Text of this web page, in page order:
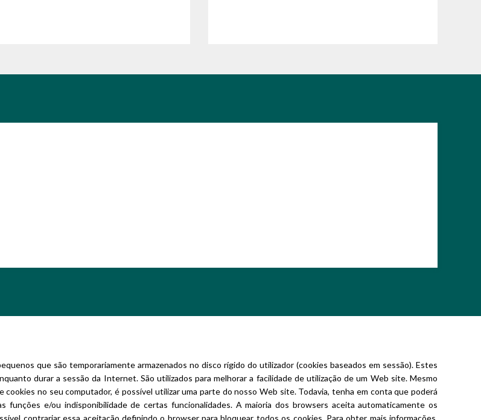
que são temporariamente armazenados no disco rígido do utilizador (cookies baseados em sessão). Estes
durar a sessão da Internet. São utilizados para melhorar a facilidade de utilização de um Web site. Mesmo
cookies no seu computador, é possível utilizar uma parte do nosso Web site. Todavia, tenha em conta que poderá
funções e/ou indisponibilidade de certas funcionalidades. A maioria dos browsers aceita automaticamente os